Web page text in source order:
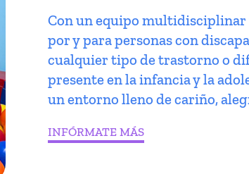
Con un equipo multidisciplinar
por y para personas con
cualquier tipo de trastorno o
presente en la infancia y la
un entorno lleno de cariño,
INFÓRMATE MÁS